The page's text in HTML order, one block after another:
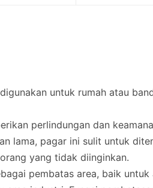
untuk rumah atau
perlindungan dan
lama, pagar ini sulit untuk
yang tidak diinginkan.
pembatas area, baik untuk